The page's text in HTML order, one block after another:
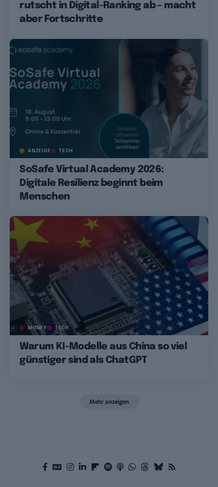
rutscht in Digital-Ranking ab – macht
aber Fortschritte
ANZEIGE TECH
SoSafe Virtual Academy 2026:
Digitale Resilienz beginnt beim
Menschen
MONEY TECH
Warum KI-Modelle aus China so viel
günstiger sind als ChatGPT
Mehr anzeigen